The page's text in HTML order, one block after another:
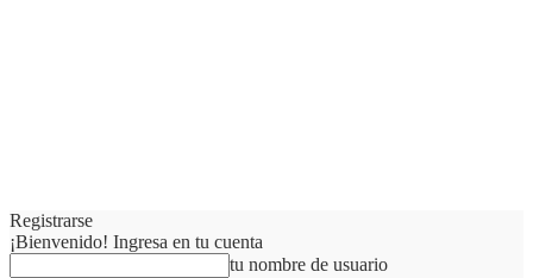
Registrarse
¡Bienvenido! Ingresa en tu cuenta
tu nombre de usuario